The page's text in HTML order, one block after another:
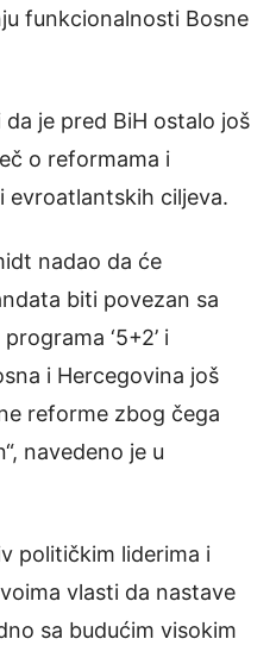
funkcionalnosti Bosne
je pred BiH ostalo još
o reformama i
evroatlantskih ciljeva.
nadao da će
biti povezan sa
‘5+2’ i
i Hercegovina još
reforme zbog čega
navedeno je u
političkim liderima i
vlasti da nastave
sa budućim visokim